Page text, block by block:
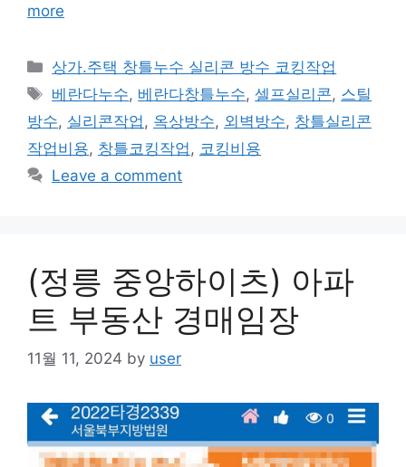
more
Categories
상가.주택 창틀누수 실리콘 방수 코킹작업
Tags
베란다누수, 베란다창틀누수,셀프실리콘, 스틸
방수, 실리콘작업 , 옥상방수, 외벽방수, 창틀실리콘
작업비용, 창틀코킹작업 , 코킹비용
Leave a comment
(정릉 중앙하이츠) 아파
트 부동산 경매임장
11월 11, 2024 by user